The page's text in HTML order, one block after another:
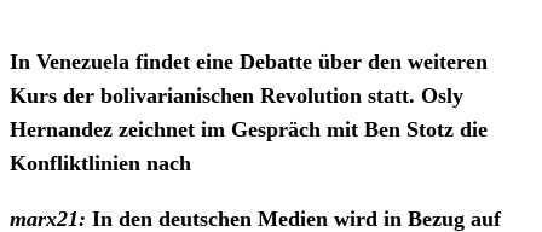
In Venezuela findet eine Debatte über den weiteren
Kurs der bolivarianischen Revolution statt. Osly
Hernandez zeichnet im Gespräch mit Ben Stotz die
Konfliktlinien nach
marx21: In den deutschen Medien wird in Bezug auf